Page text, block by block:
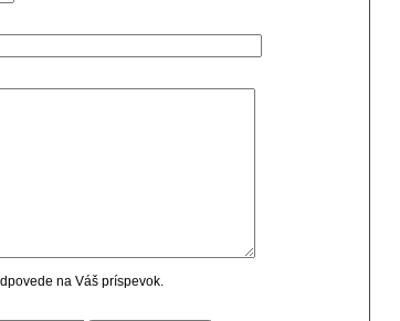
na Váš príspevok.